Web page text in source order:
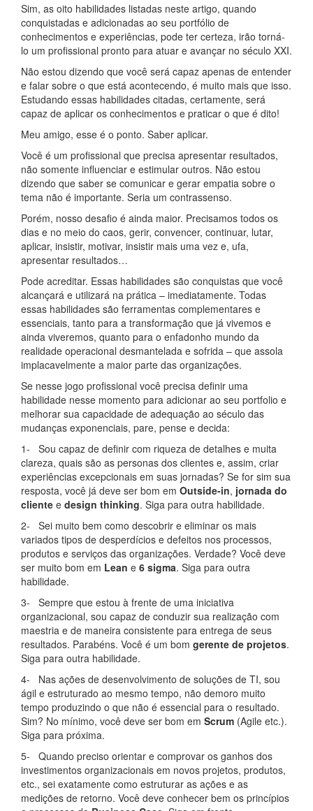
Sim, as oito habilidades listadas neste artigo, quando
conquistadas e adicionadas ao seu portfólio de
conhecimentos e experiências, pode ter certeza, irão torná-
lo um profissional pronto para atuar e avançar no século XXI.
Não estou dizendo que você será capaz apenas de entender
e falar sobre o que está acontecendo, é muito mais que isso.
Estudando essas habilidades citadas, certamente, será
capaz de aplicar os conhecimentos e praticar o que é dito!
Meu amigo, esse é o ponto. Saber aplicar.
Você é um profissional que precisa apresentar resultados,
não somente influenciar e estimular outros. Não estou
dizendo que saber se comunicar e gerar empatia sobre o
tema não é importante. Seria um contrassenso.
Porém, nosso desafio é ainda maior. Precisamos todos os
dias e no meio do caos, gerir, convencer, continuar, lutar,
aplicar, insistir, motivar, insistir mais uma vez e, ufa,
apresentar resultados…
Pode acreditar. Essas habilidades são conquistas que você
alcançará e utilizará na prática – imediatamente. Todas
essas habilidades são ferramentas complementares e
essenciais, tanto para a transformação que já vivemos e
ainda viveremos, quanto para o enfadonho mundo da
realidade operacional desmantelada e sofrida – que assola
implacavelmente a maior parte das organizações.
Se nesse jogo profissional você precisa definir uma
habilidade nesse momento para adicionar ao seu portfolio e
melhorar sua capacidade de adequação ao século das
mudanças exponenciais, pare, pense e decida:
1- Sou capaz de definir com riqueza de detalhes e muita
clareza, quais são as personas dos clientes e, assim, criar
experiências excepcionais em suas jornadas? Se for sim sua
resposta, você já deve ser bom em Outside-in, jornada do
cliente e design thinking. Siga para outra habilidade.
2- Sei muito bem como descobrir e eliminar os mais
variados tipos de desperdícios e defeitos nos processos,
produtos e serviços das organizações. Verdade? Você deve
ser muito bom em Lean e 6 sigma. Siga para outra
habilidade.
3- Sempre que estou à frente de uma iniciativa
organizacional, sou capaz de conduzir sua realização com
maestria e de maneira consistente para entrega de seus
resultados. Parabéns. Você é um bom gerente de projetos.
Siga para outra habilidade.
4- Nas ações de desenvolvimento de soluções de TI, sou
ágil e estruturado ao mesmo tempo, não demoro muito
tempo produzindo o que não é essencial para o resultado.
Sim? No mínimo, você deve ser bom em Scrum (Agile etc.).
Siga para próxima.
5- Quando preciso orientar e comprovar os ganhos dos
investimentos organizacionais em novos projetos, produtos,
etc., sei exatamente como estruturar as ações e as
medições de retorno. Você deve conhecer bem os princípios